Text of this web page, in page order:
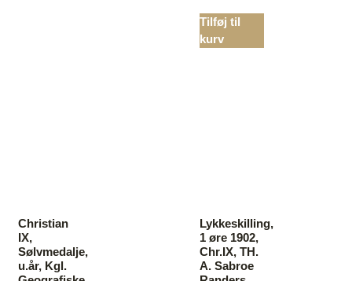
Tilføj til
kurv
Christian
IX,
Sølvmedalje,
u.år, Kgl.
Lykkeskilling,
1 øre 1902,
Chr.IX, TH.
A. Sabroe